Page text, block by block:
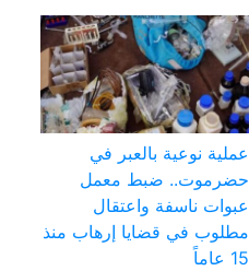
عملية نوعية بالعبر في
حضرموت.. ضبط معمل
عبوات ناسفة واعتقال
مطلوب في قضايا إرهاب منذ
15 عاماً